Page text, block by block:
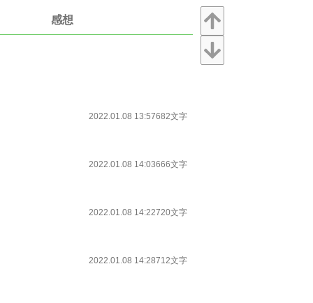
感想
2022.01.08 13:57682文字
2022.01.08 14:03666文字
2022.01.08 14:22720文字
2022.01.08 14:28712文字